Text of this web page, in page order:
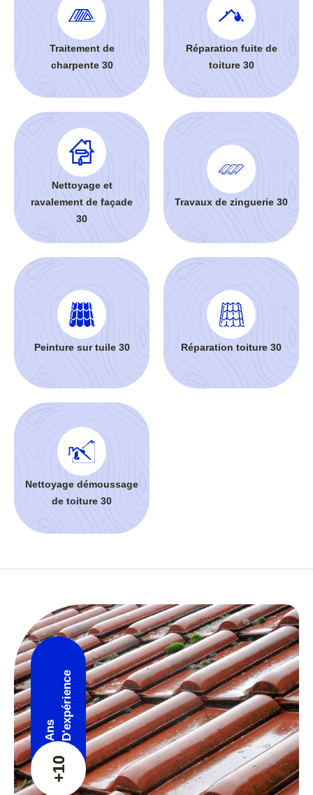
Traitement de
charpente 30
Réparation fuite de
toiture 30
Nettoyage et
ravalement de façade
30
Travaux de zinguerie 30
Peinture sur tuile 30 Réparation toiture 30
Nettoyage démoussage
de toiture 30
+10
Ans D'expérience